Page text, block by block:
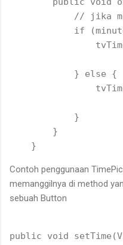
// jika
if
            } else {
            }
        }
Contoh penggunaan
memanggilnya di method
sebuah Button
public void